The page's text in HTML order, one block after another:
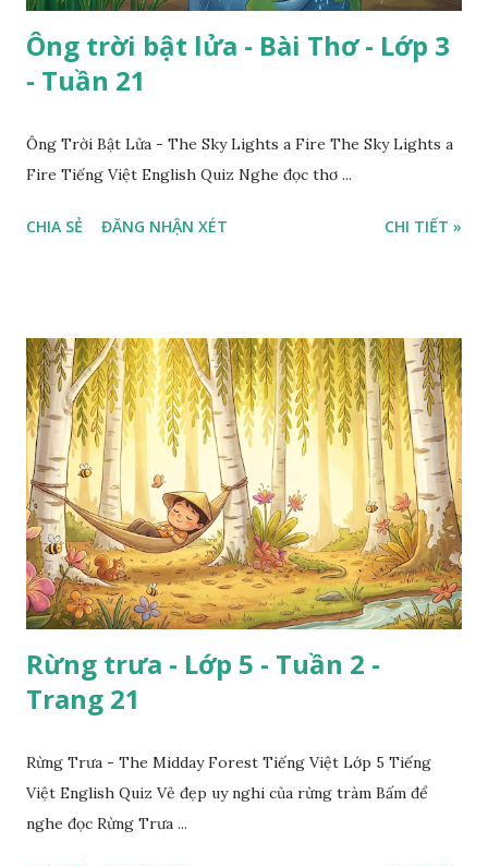
Ông trời bật lửa - Bài Thơ - Lớp 3
- Tuần 21
Ông Trời Bật Lửa - The Sky Lights a Fire The Sky Lights a
Fire Tiếng Việt English Quiz Nghe đọc thơ ...
CHIA SẺ ĐĂNG NHẬN XÉT CHI TIẾT »
Rừng trưa - Lớp 5 - Tuần 2 -
Trang 21
Rừng Trưa - The Midday Forest Tiếng Việt Lớp 5 Tiếng
Việt English Quiz Vẻ đẹp uy nghi của rừng tràm Bấm để
nghe đọc Rừng Trưa ...